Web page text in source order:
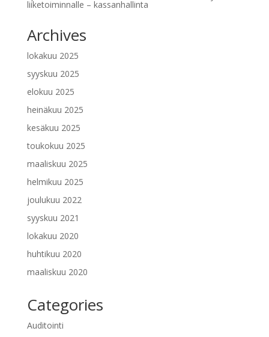
liiketoiminnalle – kassanhallinta
Archives
lokakuu 2025
syyskuu 2025
elokuu 2025
heinäkuu 2025
kesäkuu 2025
toukokuu 2025
maaliskuu 2025
helmikuu 2025
joulukuu 2022
syyskuu 2021
lokakuu 2020
huhtikuu 2020
maaliskuu 2020
Categories
Auditointi